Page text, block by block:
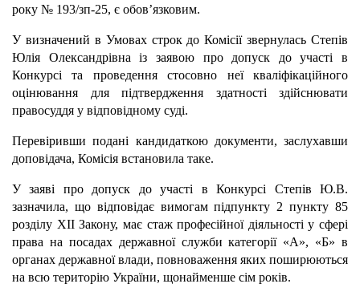
року № 193/зп-25, є обов’язковим.
У визначений в Умовах строк до Комісії звернулась Степів
Юлія Олександрівна із заявою про допуск до участі в
Конкурсі та проведення стосовно неї кваліфікаційного
оцінювання для підтвердження здатності здійснювати
правосуддя у відповідному суді.
Перевіривши подані кандидаткою документи, заслухавши
доповідача, Комісія встановила таке.
У заяві про допуск до участі в Конкурсі Степів Ю.В.
зазначила, що відповідає вимогам підпункту 2 пункту 85
розділу ХІІ Закону, має стаж професійної діяльності у сфері
права на посадах державної служби категорії «А», «Б» в
органах державної влади, повноваження яких поширюються
на всю територію України, щонайменше сім років.